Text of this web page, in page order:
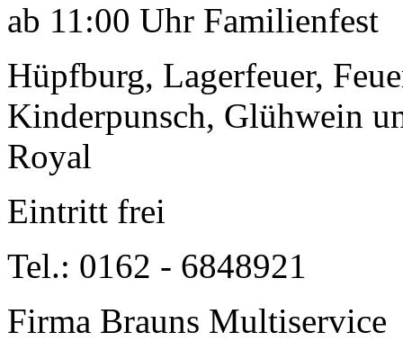
ab 11:00 Uhr Familienfest
Hüpfburg, Lagerfeuer,
Kinderpunsch, Glühwein
Royal
Eintritt frei
Tel.: 0162 - 6848921
Firma Brauns Multiservice